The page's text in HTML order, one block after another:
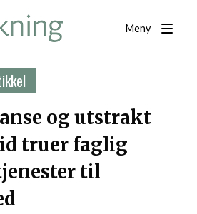
Meny
og utstrakt
truer faglig
til